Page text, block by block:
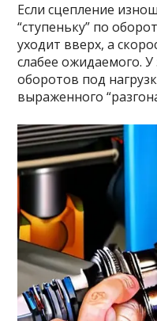
Если сцепление
“ступеньку” по
уходит вверх, а
слабее ожидаемого.
оборотов под
выраженного